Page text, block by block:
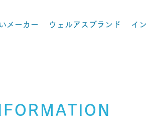
メーカー ウェルアスブランド イ